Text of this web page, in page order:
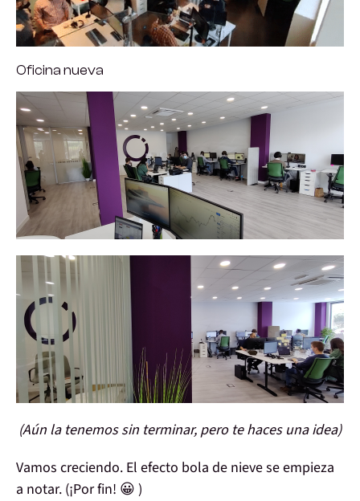
Oficina nueva
(Aún la tenemos sin terminar, pero te haces una idea)
Vamos creciendo. El efecto bola de nieve se empieza
a notar. (¡Por fin! 😀 )